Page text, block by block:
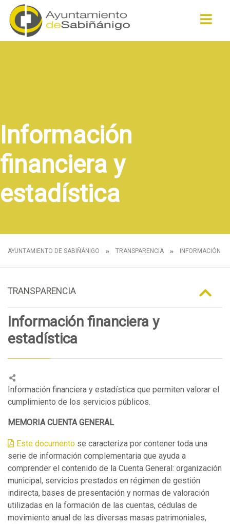
Información
financiera y
estadística
AYUNTAMIENTO DE SABIÑÁNIGO TRANSPARENCIA INFORMACIÓN
TRANSPARENCIA
Información financiera y
estadística
Información financiera y estadística que permiten valorar el
cumplimiento de los servicios públicos.
MEMORIA CUENTA GENERAL
Este documento se caracteriza por contener toda una
serie de información complementaria que ayuda a
comprender el contenido de la Cuenta General: organización
municipal, servicios prestados en régimen de gestión
indirecta, bases de presentación y normas de valoración
utilizadas en la formación de las cuentas, cédulas de
movimiento anual de las diversas masas patrimoniales,